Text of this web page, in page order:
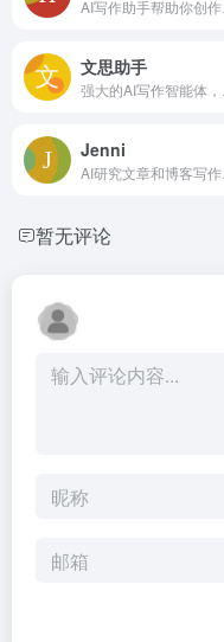
文思助手
Jenni
暂无评论